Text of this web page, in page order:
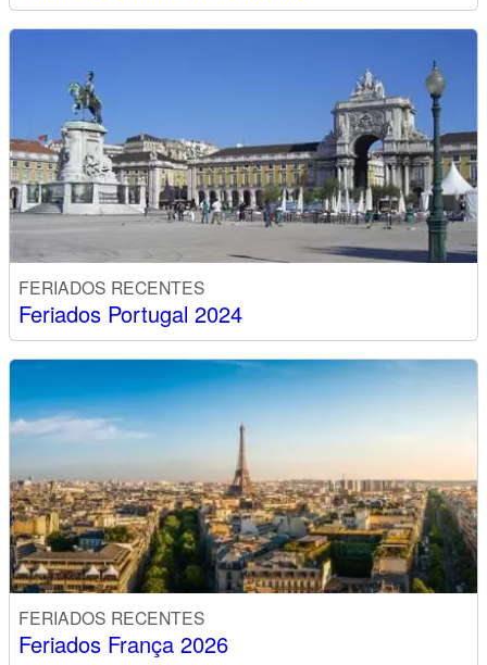
FERIADOS RECENTES
Feriados Portugal 2024
FERIADOS RECENTES
Feriados França 2026